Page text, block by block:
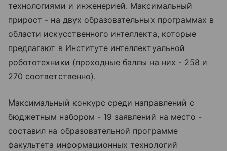
технологиями и инженерией. Максимальный
прирост - на двух образовательных программах в
области искусственного интеллекта, которые
предлагают в Институте интеллектуальной
робототехники (проходные баллы на них - 258 и
270 соответственно).
Максимальный конкурс среди направлений с
бюджетным набором - 19 заявлений на место -
составил на образовательной программе
факультета информационных технологий